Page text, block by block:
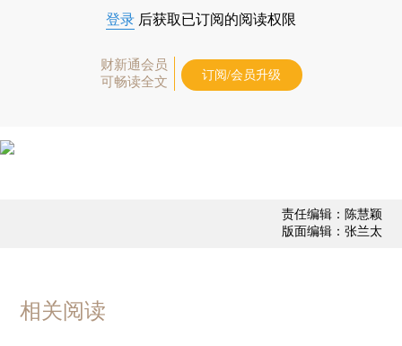
登录 后获取已订阅的阅读权限
财新通会员
可畅读全文
订阅/会员升级
责任编辑：陈慧颖
版面编辑：张兰太
相关阅读